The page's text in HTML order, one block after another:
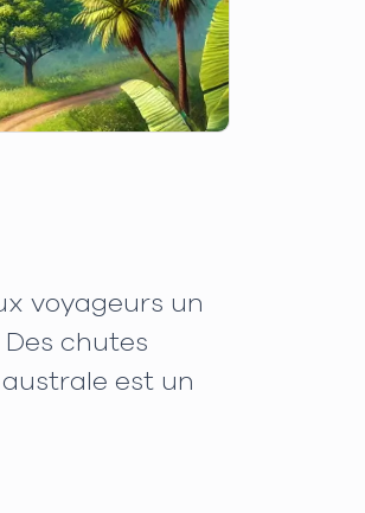
voyageurs un
chutes
est un